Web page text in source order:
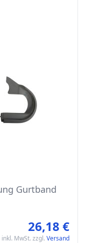
Gurtband
26,18 €
inkl. MwSt. zzgl. Versand